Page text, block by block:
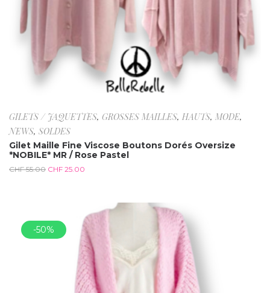
GILETS / JAQUETTES, GROSSES MAILLES, HAUTS, MODE,
NEWS, SOLDES
Gilet Maille Fine Viscose Boutons Dorés Oversize
*NOBILE* MR / Rose Pastel
CHF55.00 CHF 25.00
-50%